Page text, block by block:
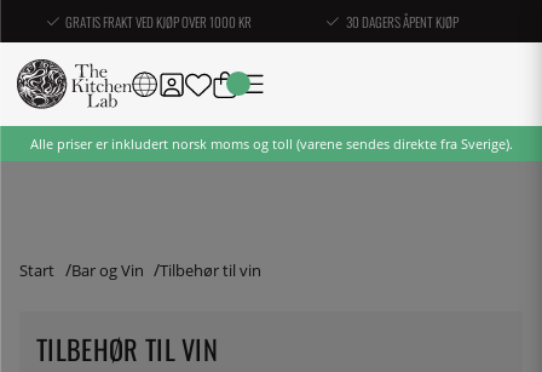
GRATIS FRAKT VED KJØP OVER 1000 KR 30 DAGERS ÅPENT KJØP
Alle priser er inkludert norsk moms og toll (varene sendes direkte fra Sverige).
Start Bar og Vin Tilbehør til vin
TILBEHØR TIL VIN